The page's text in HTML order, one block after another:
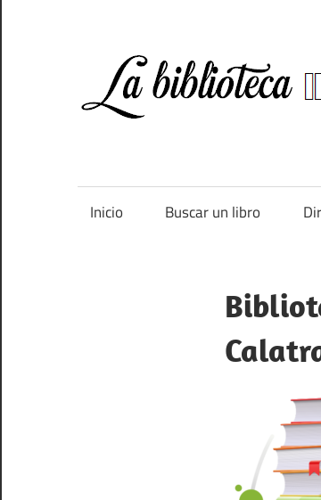
contenido
bibliotecas
deInicio Buscar un libro